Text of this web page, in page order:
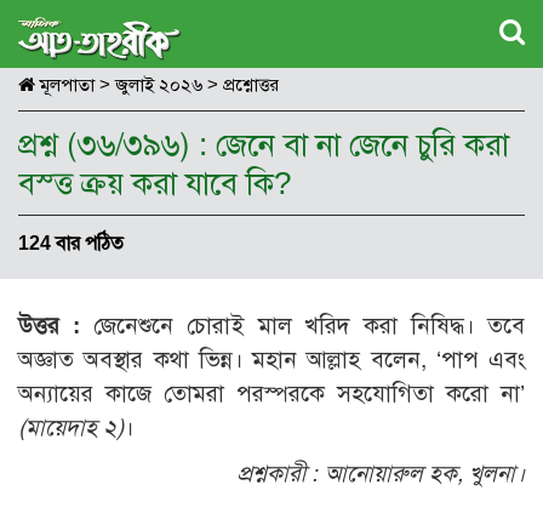
মূলপাতা> জুলাই ২০২৬ > প্রশ্নোত্তর
প্রশ্ন (৩৬/৩৯৬) : জেনে বা না জেনে চুরি করা
বস্ত্ত ক্রয় করা যাবে কি?
124 বার পঠিত
উত্তর : জেনেশুনে চোরাই মাল খরিদ করা নিষিদ্ধ। তবে
অজ্ঞাত অবস্থার কথা ভিন্ন। মহান আল্লাহ বলেন, ‘পাপ এবং
অন্যায়ের কাজে তোমরা পরস্পরকে সহযোগিতা করো না’
(মায়েদাহ ২)।
প্রশ্নকারী : আনোয়ারুল হক, খুলনা।